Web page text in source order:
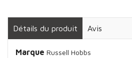
Détails du produit Avis
Marque Russell Hobbs